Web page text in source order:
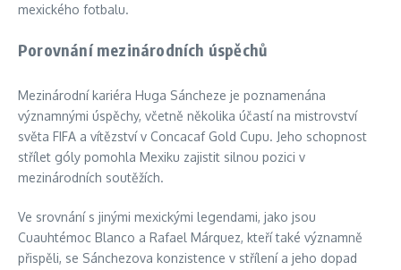
mexického fotbalu.
Porovnání mezinárodních úspěchů
Mezinárodní kariéra Huga Sáncheze je poznamenána
významnými úspěchy, včetně několika účastí na mistrovství
světa FIFA a vítězství v Concacaf Gold Cupu. Jeho schopnost
střílet góly pomohla Mexiku zajistit silnou pozici v
mezinárodních soutěžích.
Ve srovnání s jinými mexickými legendami, jako jsou
Cuauhtémoc Blanco a Rafael Márquez, kteří také významně
přispěli, se Sánchezova konzistence v střílení a jeho dopad